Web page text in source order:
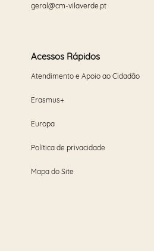
geral@cm-vilaverde.pt
Acessos Rápidos
Atendimento e Apoio ao Cidadão
Erasmus+
Europa
Política de privacidade
Mapa do Site